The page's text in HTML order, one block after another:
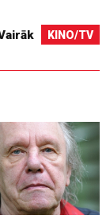
KINO/TV